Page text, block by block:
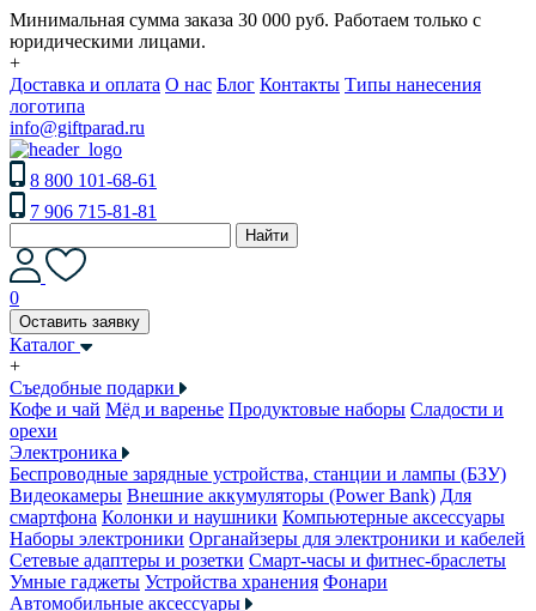
Минимальная сумма заказа 30 000 руб. Работаем только с
юридическими лицами.
+
Доставка и оплата О нас Блог Контакты Типы нанесения
логотипа
info@giftparad.ru
8 800 101-68-61
7 906 715-81-81
Найти
0
Оставить заявку
Каталог
+
Съедобные подарки
Кофе и чай Мёд и варенье Продуктовые наборы Сладости и
орехи
Электроника
Беспроводные зарядные устройства, станции и лампы (БЗУ)
Видеокамеры Внешние аккумуляторы (Power Bank) Для
смартфона Колонки и наушники Компьютерные аксессуары
Наборы электроники Органайзеры для электроники и кабелей
Сетевые адаптеры и розетки Смарт-часы и фитнес-браслеты
Умные гаджеты Устройства хранения Фонари
Автомобильные аксессуары